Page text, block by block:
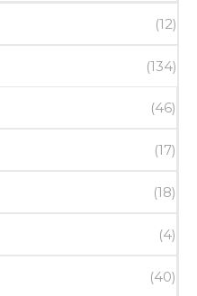
(12)
(134)
(46)
(17)
(18)
(4)
(40)